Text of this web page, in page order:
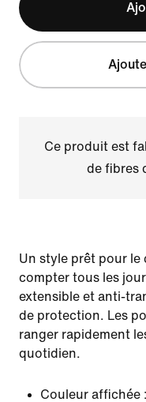
Ce produit est
de fibres
Un style prêt pour le
compter tous les
extensible et anti-
de protection. Les
ranger rapidement
quotidien.
Couleur affichée :